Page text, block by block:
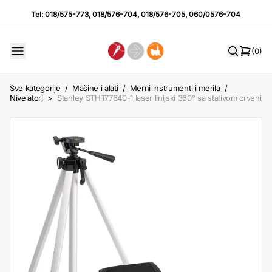
Tel:018/575-773,018/576-704,018/576-705,060/0576-704
(0)
Sve kategorije / Mašine i alati / Merni instrumenti i merila /
Nivelatori > Stanley STHT77640-1 laser linijski 360° sa stativom crveni